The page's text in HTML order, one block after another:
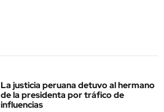
La justicia peruana detuvo al hermano
de la presidenta por tráfico de
influencias